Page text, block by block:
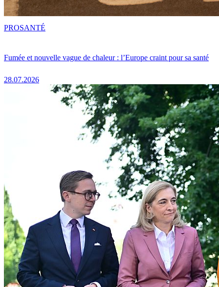
Fumée et nouvelle vague de chaleur : l’Europe craint pour sa santé
28.07.2026
PROSANTÉ